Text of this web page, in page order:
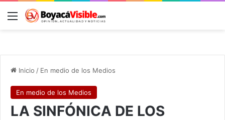
Menú
Inicio / En medio de los Medios
En medio de los Medios
LA SINFÓNICA DE LOS